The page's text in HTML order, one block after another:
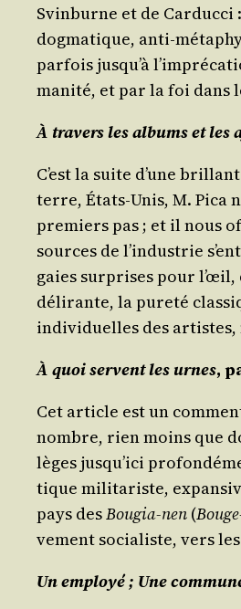
Svin­burne et de
dog­ma­tique, anti-
par­fois jus­qu’à
ma­ni­té, et par la foi dans
À tra­vers les albums et les
C’est la suite d’une
terre, États-Unis, M. Pica
pre­miers pas ; et il nous
sources de l’in­dus­trie
gaies sur­prises pour
déli­rante, la pure­té
indi­vi­duelles des artistes,
À quoi servent les urnes,
Cet article est un
nombre, rien moins que
lèges jus­qu’i­ci
tique mili­ta­riste,
pays desBou­gia-nen (
ve­ment socia­liste, vers
Un employé ; Une